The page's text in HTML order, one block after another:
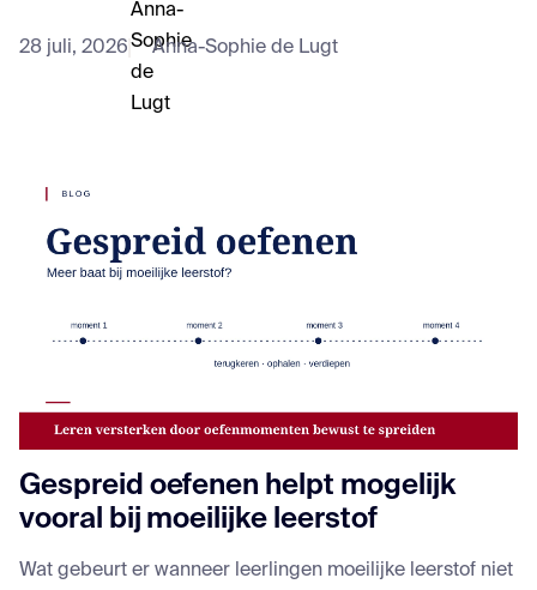
28 juli, 2026 Anna-Sophie de Lugt
Gespreid oefenen helpt mogelijk
vooral bij moeilijke leerstof
Wat gebeurt er wanneer leerlingen moeilijke leerstof niet